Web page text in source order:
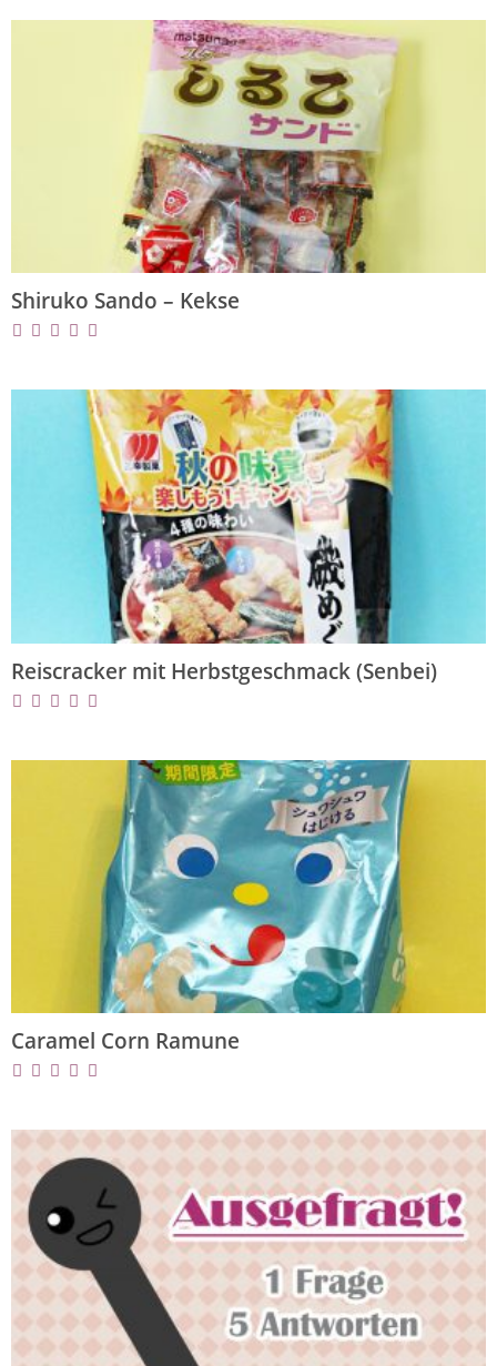
Shiruko Sando – Kekse
Reiscracker mit Herbstgeschmack (Senbei)
Caramel Corn Ramune